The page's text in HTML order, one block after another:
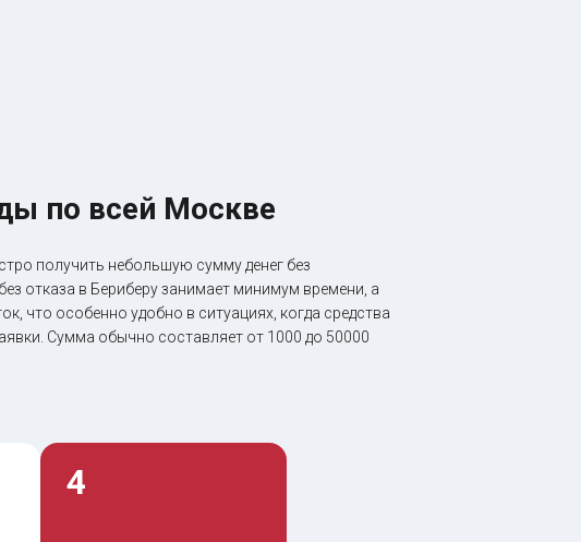
по всей Москве
получить небольшую сумму денег без
отказа в Бериберу занимает минимум времени, а
что особенно удобно в ситуациях, когда средства
Сумма обычно составляет от 1000 до 50000
4